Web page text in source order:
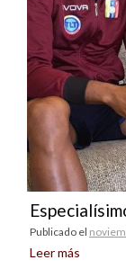
Publicado el
Leer más